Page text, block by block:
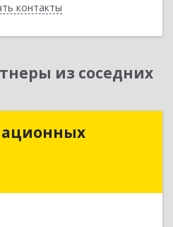
контакты
Назад
из соседних